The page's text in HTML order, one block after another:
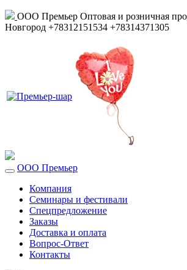
ООО Премьер Оптовая и розничная
Новгород +78312151534 +78314371305
ООО Премьер
Компания
Семинары и фестивали
Спецпредложение
Заказы
Доставка и оплата
Вопрос-Ответ
Контакты